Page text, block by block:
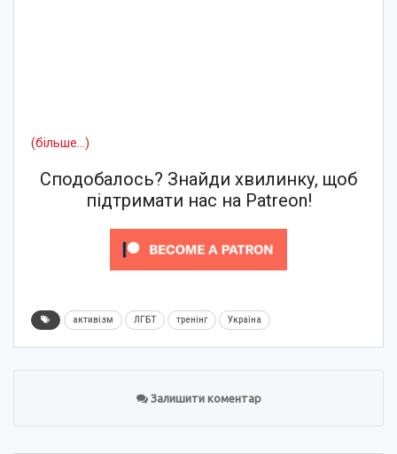
(більше…)
Сподобалось? Знайди хвилинку, щоб
підтримати нас на Patreon!
активізм ЛГБТ тренінг Україна
Залишити коментар